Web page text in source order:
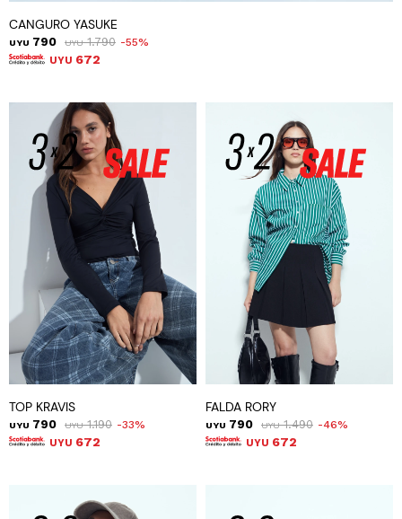
CANGURO YASUKE
UYU 790 UYU 1.790 55
UYU 672
TOP KRAVIS
UYU 790 UYU 1.190 33
UYU 672
FALDA RORY
UYU 790 UYU 1.490 46
UYU 672